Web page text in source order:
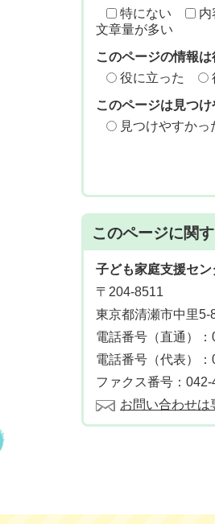
特にない
内
文章量が多い
このページの情報
役に立った
このページは見つ
見つけやすかっ
このページに関
子ども家庭支援セ
〒204-8511
東京都清瀬市中里
電話番号（直通）
電話番号（代表）
ファクス番号：042-
お問い合わせは